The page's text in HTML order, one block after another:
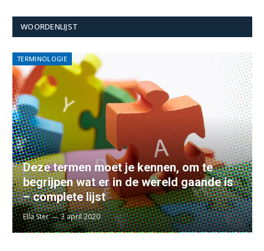
WOORDENLIJST
TERMINOLOGIE
Deze termen moet je kennen, om te
begrijpen wat er in de wereld gaande is
– complete lijst
Ella Ster 3 april 2020